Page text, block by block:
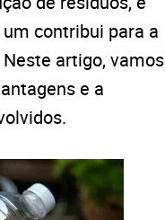
contribui para a
artigo, vamos
e a